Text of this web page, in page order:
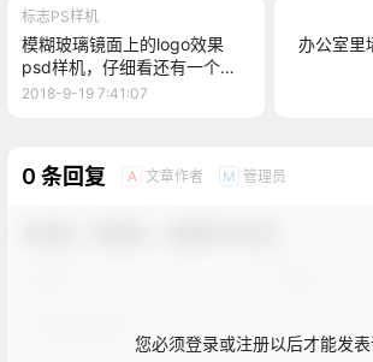
标志PS样机
模糊玻璃镜面上的logo效果
psd样机，仔细看还有一个人
影～
2018-9-19 7:41:07
办公室里
0 条回复 A 文章作者 M 管理员
您必须登录或注册以后才能发